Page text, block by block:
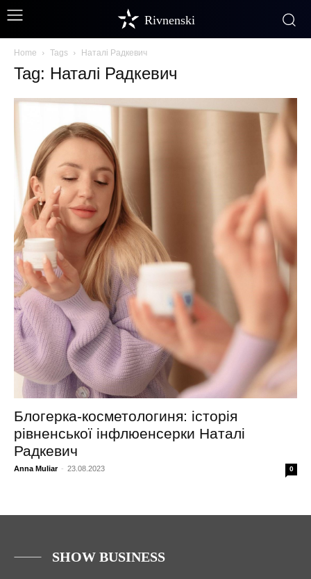
Rivnenski
Home Tags Наталі Радкевич
Tag: Наталі Радкевич
Блогерка-косметологиня: історія
рівненської інфлюенсерки Наталі
Радкевич
Anna Muliar - 23.08.2023 0
SHOW BUSINESS